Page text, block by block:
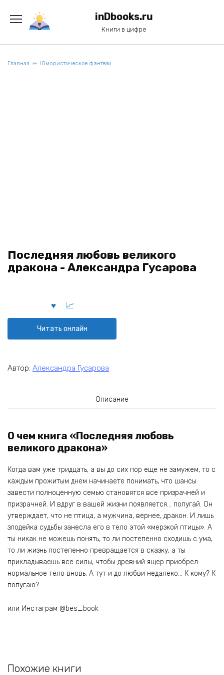
содержанию
inDbooks.ru
Книги в цифре
Главная Юмористическое фэнтези
Последняя любовь великого
дракона - Александра Гусарова
Читать онлайн
Автор: Александра Гусарова
Описание
О чем книга «Последняя любовь
великого дракона»
Когда вам уже тридцать, а вы до сих пор еще не замужем, то с
каждым прожитым днем начинаете понимать, что шансы
завести полноценную семью становятся все призрачней и
призрачней. И вдруг в вашей жизни появляется… попугай. Он
утверждает, что не птица, а мужчина, вернее, дракон. И лишь
злодейка судьбы занесла его в тело этой «мерзкой птицы». А
ты никак не можешь понять, то ли постепенно сходишь с ума,
то ли жизнь постепенно превращается в сказку, а ты
прикладываешь все силы, чтобы древний ящер приобрел
нормальное тело вновь. А тут и до любви недалеко… К кому? К
попугаю?
или Инстаграм @bes_book
Похожие книги